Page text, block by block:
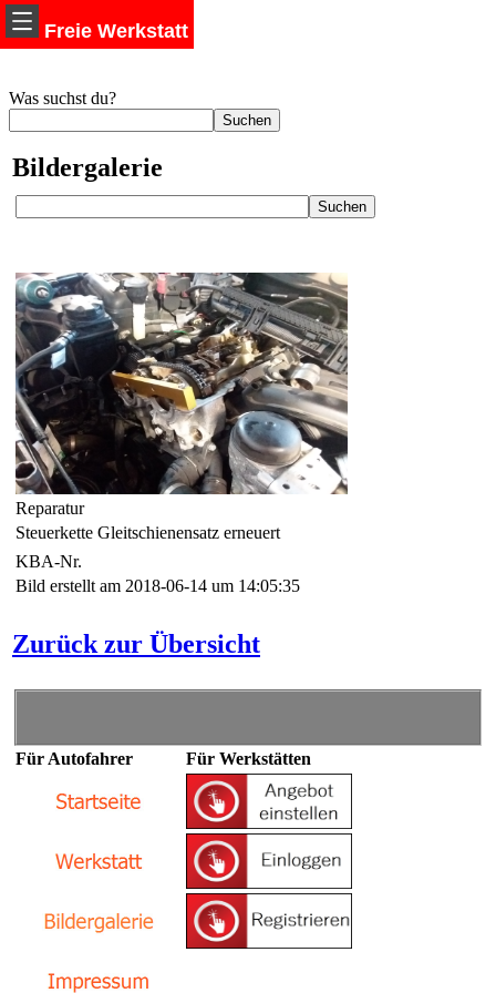
Freie Werkstatt
Was suchst du?
Bildergalerie
Reparatur
Steuerkette Gleitschienensatz erneuert
KBA-Nr.
Bild erstellt am 2018-06-14 um 14:05:35
Zurück zur Übersicht
Für Autofahrer Für Werkstätten